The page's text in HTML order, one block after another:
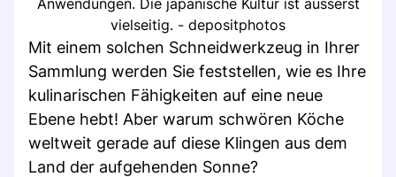
vielseitig. - depositphotos
Mit einem solchen Schneidwerkzeug in Ihrer
Sammlung werden Sie feststellen, wie es Ihre
kulinarischen Fähigkeiten auf eine neue
Ebene hebt! Aber warum schwören Köche
weltweit gerade auf diese Klingen aus dem
Land der aufgehenden Sonne?